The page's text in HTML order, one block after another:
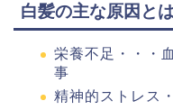
白髪の主な原因と
栄養不足・・・
事
精神的ストレス